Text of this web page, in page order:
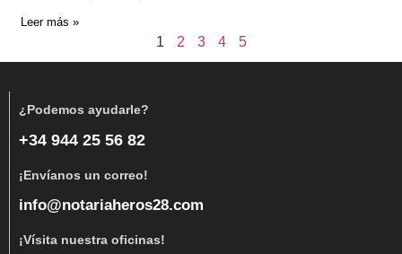
Leer más »
1 2 3 4 5
¿Podemos ayudarle?
+34 944 25 56 82
¡Envíanos un correo!
info@notariaheros28.com
¡Vísita nuestra oficinas!